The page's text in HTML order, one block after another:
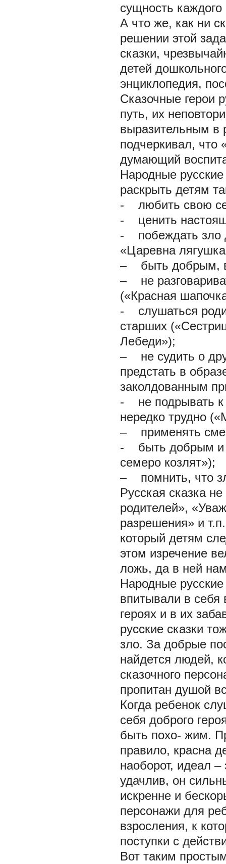
сущность каждого
А что же, как ни
решении этой
сказки,
детей
энциклопедия,
Сказочные герои
путь, их
выразительным в
подчеркивал, что
думающий
Народные
раскрыть детям
- любить свою
- ценить
- побеждать зло
«Царевна
– быть добрым,
– не
(«Красная
- слушаться
старших
Лебеди»);
– не судить о
предстать в
заколдованным
- не подрывать к
нередко трудно
– применять
- быть добрым и
семеро козлят»);
– помнить, что
Русская сказка
родителей»,
разрешения» и
который детям
этом изречение
ложь, да в ней
Народные
впитывали в
героях и в их
русские сказки
зло. За добрые
найдется людей,
сказочного
пропитан душой
Когда ребенок
себя доброго
быть похо- жим.
правило, красна
наоборот, идеал
удачлив, он
искренне и
персонажи для
взросления, к
поступки с
Вот таким